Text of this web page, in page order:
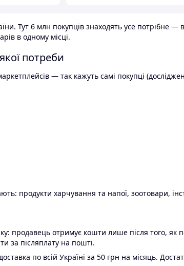
Тут 6 млн покупців знаходять усе потрібне —
в одному місці.
потреби
— так кажуть самі покупці
продукти харчування та напої, зоотовари,
продавець отримує кошти лише після того,
за післяплату на пошті.
по всій Україні за 50 грн на місяць.